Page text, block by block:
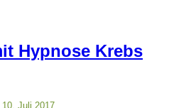
Hypnose Krebs
10. Juli 2017